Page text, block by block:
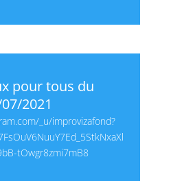
pour tous du
2021
_u/improvizafond?
tOwgr8zmi7mB8